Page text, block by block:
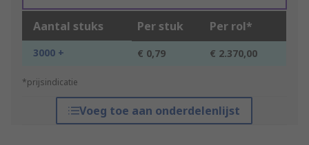
Aantal stuks Per stuk Per rol*
3000 + € 0,79 € 2.370,00
*prijsindicatie
Voeg toe aan onderdelenlijst